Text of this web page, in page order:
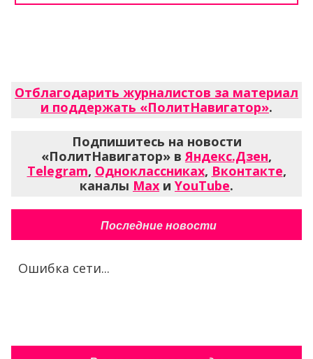
Отблагодарить журналистов за материал
и поддержать «ПолитНавигатор».
Подпишитесь на новости
«ПолитНавигатор» вЯндекс.Дзен,
Telegram, Одноклассниках, Вконтакте,
каналы Max и YouTube.
Последние новости
Ошибка сети...